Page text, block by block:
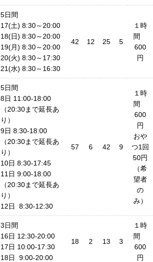
5日間
17(土) 8:30～20:00
18(日) 8:30～20:00
19(月) 8:30～20:00
20(火) 8:30～17:30
21(水) 8:30～16:30
42 12 25 5
１時
間
600
円
5日間
8日 11:00-18:00
（20:30まで延長あ
り）
9日 8:30-18:00
（20:30まで延長あ
り）
10日 8:30-17:45
11日 9:00-18:00
（20:30まで延長あ
り）
12日 8:30-12:30
57 6 42 9
１時
間
600
円
おや
つ1回
50円
（希
望者
の
み）
3日間
16日 12:30-20:00
17日 10:00-17:30
18日 9:00-20:00
18 2 13 3
１時
間
600
円